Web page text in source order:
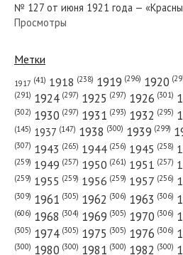
№ 53 от марта 1976 года —
№ 232 от октября 1920 года —
№ 158 от июля 1984 года —
№ 127 от июня 1921 года —
Просмотры
Метки
1917 (41) 1918 (238) 1919 (296) 1920
(291) 1924 (297) 1925 (297) 1926 (301)
(302) 1930 (297) 1931 (293) 1932 (295)
(145) 1937 (147) 1938 (300) 1939 (299)
(307) 1943 (265) 1944 (256) 1945 (258)
(259) 1949 (257) 1950 (261) 1951 (257)
(259) 1955 (259) 1956 (259) 1957 (256)
(309) 1961 (305) 1962 (306) 1963 (306)
(606) 1968 (304) 1969 (305) 1970 (306)
(305) 1974 (305) 1975 (305) 1976 (306)
(300) 1980 (300) 1981 (300) 1982 (300)